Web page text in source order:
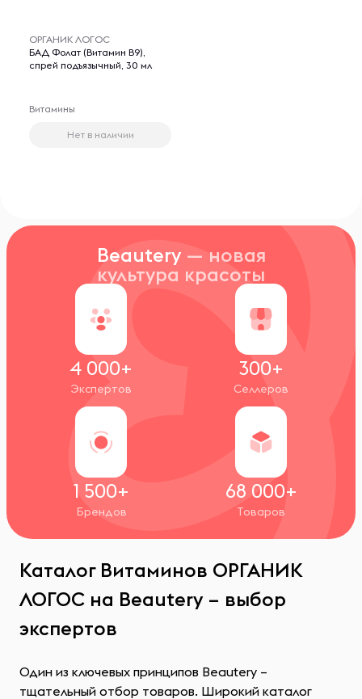
ОРГАНИК ЛОГОС
БАД Фолат (Витамин В9),
спрей подъязычный, 30 мл
Витамины
Нет в наличии
Beautery — новая
культура красоты
4 000+
Экспертов
300+
Селлеров
1 500+
Брендов
68 000+
Товаров
Каталог Витаминов ОРГАНИК
ЛОГОС на Beautery – выбор
экспертов
Один из ключевых принципов Beautery –
тщательный отбор товаров. Широкий каталог